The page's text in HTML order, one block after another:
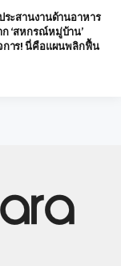
ระสานงานด้านอาหาร
‘สหกรณ์หมู่บ้าน’
การ! นี่คือแผนพลิกฟื้น